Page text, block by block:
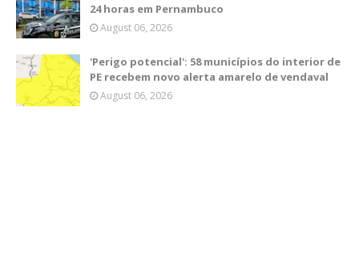
24 horas em Pernambuco
August 06, 2026
'Perigo potencial': 58 municípios do interior de
PE recebem novo alerta amarelo de vendaval
August 06, 2026